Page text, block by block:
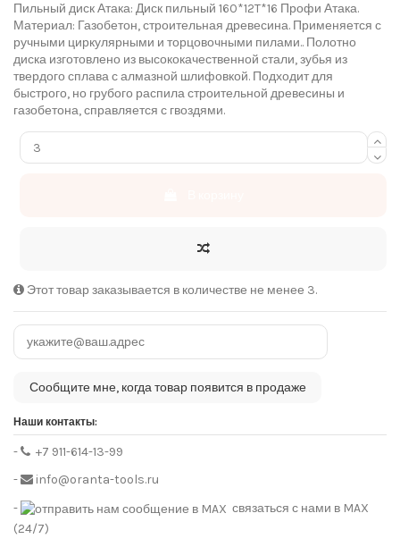
Пильный диск Атака: Диск пильный 160*12T*16 Профи Атака.
Материал: Газобетон, строительная древесина. Применяется с
ручными циркулярными и торцовочными пилами.. Полотно
диска изготовлено из высококачественной стали, зубья из
твердого сплава с алмазной шлифовкой. Подходит для
быстрого, но грубого распила строительной древесины и
газобетона, справляется с гвоздями.
Этот товар заказывается в количестве не менее 3.
Наши контакты:
-
+7 911-614-13-99
-
info@oranta-tools.ru
-
связаться с нами в MAX
(24/7)